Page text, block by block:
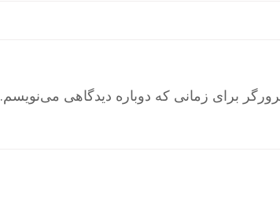
برای زمانی که دوباره دیدگاهی می‌نویسم.